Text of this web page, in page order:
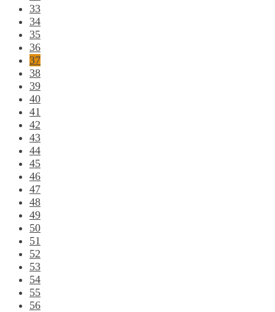
33
34
35
36
37
38
39
40
41
42
43
44
45
46
47
48
49
50
51
52
53
54
55
56